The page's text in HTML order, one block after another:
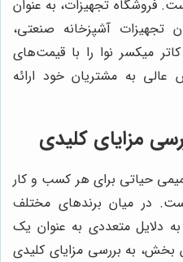
فروشگاه تجهیزات، به عنوان
تجهیزات آشپزخانه صنعتی،
میکسر نوا را با قیمت‌های
به مشتریان خود ارائه
مزایای کلیدی
حیاتی برای هر کسب و کار
در میان برندهای مختلف
به دلایل متعددی به عنوان یک
بخش، به بررسی مزایای کلیدی